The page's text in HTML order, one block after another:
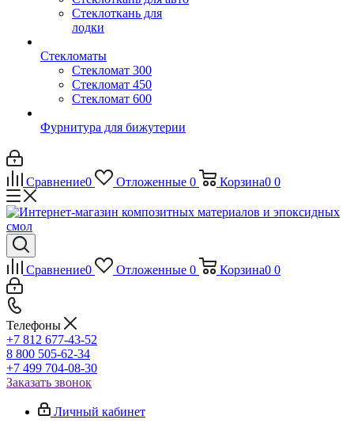
Стеклоткань для
лодки
Стекломаты
Стекломат 300
Стекломат 450
Стекломат 600
Фурнитура для бижутерии
Сравнение0 Отложенные 0 Корзина0 0
Сравнение0 Отложенные 0 Корзина0 0
Телефоны
+7 812 677-43-52
8 800 505-62-34
+7 499 704-08-30
Заказать звонок
Личный кабинет